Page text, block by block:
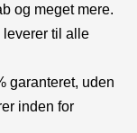
og meget mere.
leverer til alle
garanteret, uden
inden for